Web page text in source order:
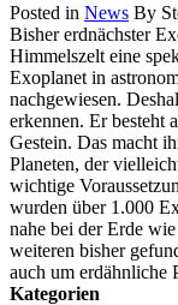
Posted in News By
Bisher erdnächster
Himmelszelt eine
Exoplanet in
nachgewiesen.
erkennen. Er besteht
Gestein. Das macht
Planeten, der
wichtige
wurden über 1.000
nahe bei der Erde
weiteren bisher
auch um erdähnliche
Kategorien